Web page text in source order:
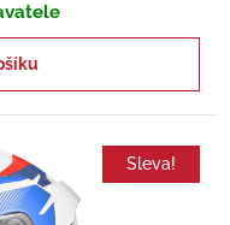
Sleva!